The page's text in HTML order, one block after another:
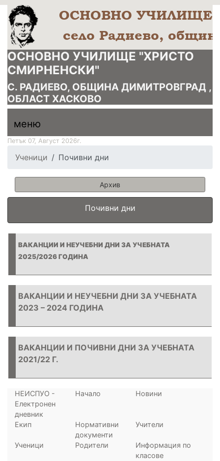
ОСНОВНО УЧИЛИЩЕ "ХРИСТО
СМИРНЕНСКИ"
С. РАДИЕВО, ОБЩИНА ДИМИТРОВГРАД ,
ОБЛАСТ ХАСКОВО
меню горно
меню
меню
Петък 07, Август 2026г.
Ученици Почивни дни
Архив
Почивни дни
ВАКАНЦИИ И НЕУЧЕБНИ ДНИ ЗА УЧЕБНАТА
2025/2026 ГОДИНА
ВАКАНЦИИ И НЕУЧЕБНИ ДНИ ЗА УЧЕБНАТА
2023 – 2024 ГОДИНА
ВАКАНЦИИ И ПОЧИВНИ ДНИ ЗА УЧЕБНАТА
2021/22 Г.
НЕИСПУО -
Електронен
дневник
Начало Новини
Екип
Нормативни
документи
Учители
Ученици Родители
Информация по
класове